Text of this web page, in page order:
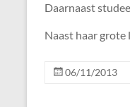
Daarnaast
Naast haar grote
06/11/2013